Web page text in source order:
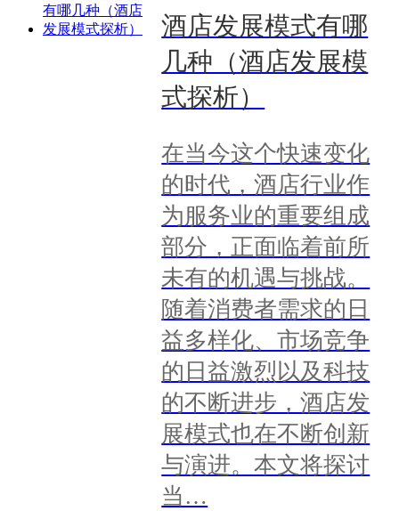
酒店发展模式有哪
几种（酒店发展模
式探析）
在当今这个快速变化
的时代，酒店行业作
为服务业的重要组成
部分，正面临着前所
未有的机遇与挑战。
随着消费者需求的日
益多样化、市场竞争
的日益激烈以及科技
的不断进步，酒店发
展模式也在不断创新
与演进。本文将探讨
当…